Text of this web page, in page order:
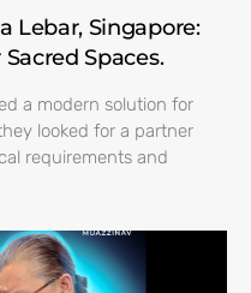
Lebar, Singapore:
Spaces.
a modern solution for
looked for a partner
requirements and